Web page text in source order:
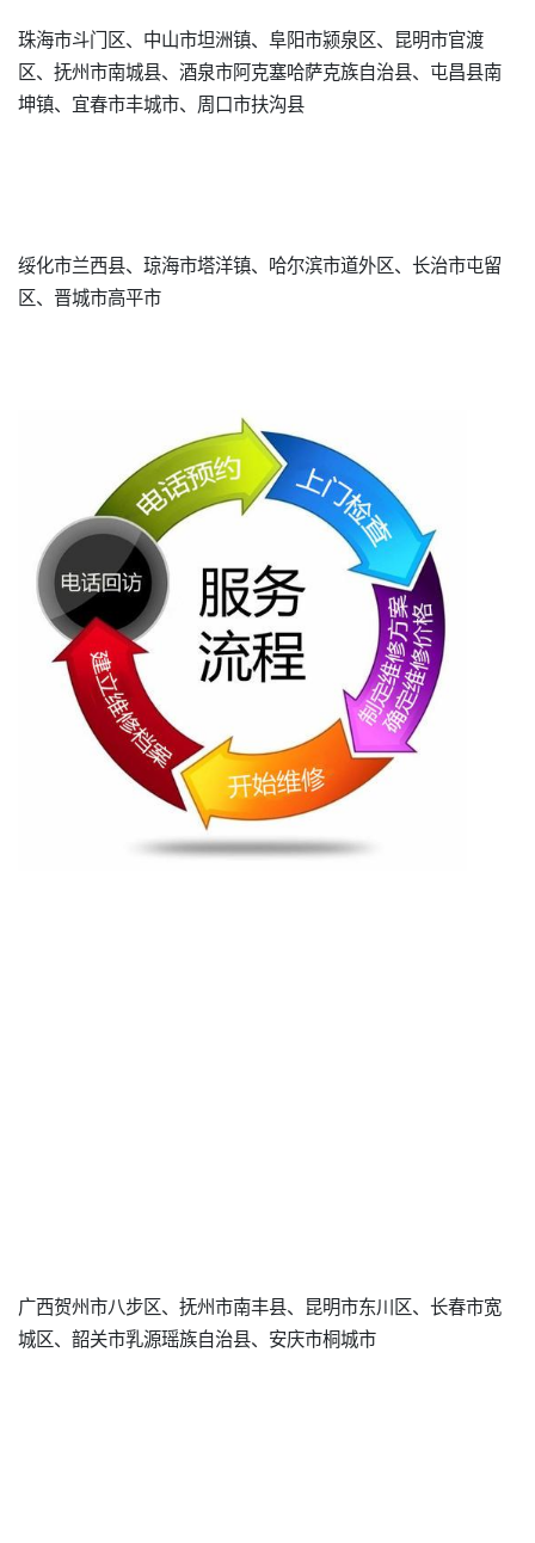
珠海市斗门区、中山市坦洲镇、阜阳市颍泉区、昆明市官渡
区、抚州市南城县、酒泉市阿克塞哈萨克族自治县、屯昌县南
坤镇、宜春市丰城市、周口市扶沟县
绥化市兰西县、琼海市塔洋镇、哈尔滨市道外区、长治市屯留
区、晋城市高平市
广西贺州市八步区、抚州市南丰县、昆明市东川区、长春市宽
城区、韶关市乳源瑶族自治县、安庆市桐城市